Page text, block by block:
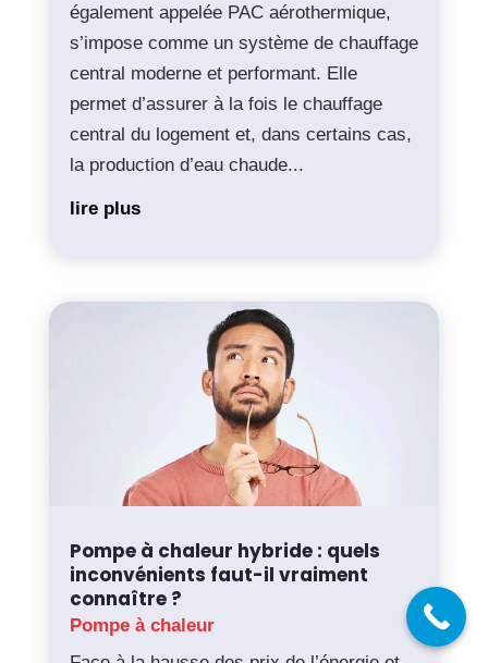
également appelée PAC aérothermique,
s’impose comme un système de chauffage
central moderne et performant. Elle
permet d’assurer à la fois le chauffage
central du logement et, dans certains cas,
la production d’eau chaude...
lire plus
Pompe à chaleur hybride : quels
inconvénients faut-il vraiment
connaître ?
Pompe à chaleur